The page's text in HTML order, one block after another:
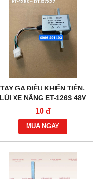
TAY GA ĐIỀU KHIỂN TIẾN-
LÙI XE NÂNG ET-126S 48V
(6 DÂY)
10 đ
MUA NGAY